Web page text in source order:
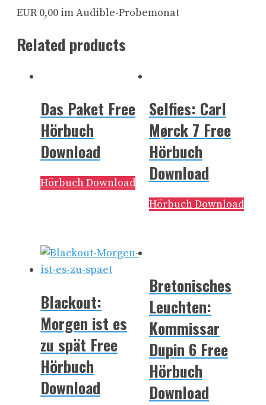
EUR 0,00 im Audible-Probemonat
Related products
Das Paket Free
Hörbuch
Download
Hörbuch Download
Selfies: Carl
Mørck 7 Free
Hörbuch
Download
Hörbuch Download
Blackout:
Morgen ist es
zu spät Free
Hörbuch
Download
Bretonisches
Leuchten:
Kommissar
Dupin 6 Free
Hörbuch
Download